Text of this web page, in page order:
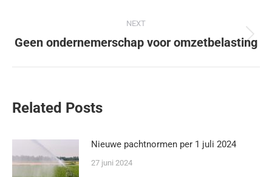
NEXT
Geen ondernemerschap voor omzetbelasting
Related Posts
Nieuwe pachtnormen per 1 juli 2024
27 juni 2024